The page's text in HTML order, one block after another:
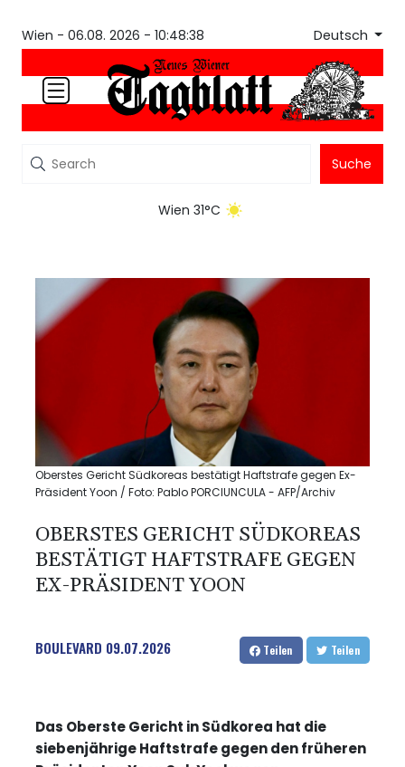
Wien - 06.08. 2026 - 10:48:38 Deutsch
Suche
Wien 31°C
Oberstes Gericht Südkoreas bestätigt Haftstrafe gegen Ex-
Präsident Yoon / Foto: Pablo PORCIUNCULA - AFP/Archiv
OBERSTES GERICHT SÜDKOREAS
BESTÄTIGT HAFTSTRAFE GEGEN
EX-PRÄSIDENT YOON
BOULEVARD 09.07.2026 Teilen Teilen
Das Oberste Gericht in Südkorea hat die
siebenjährige Haftstrafe gegen den früheren